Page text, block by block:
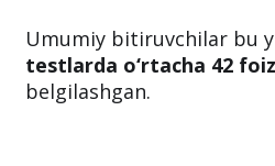
Surxondaryo viloyati —